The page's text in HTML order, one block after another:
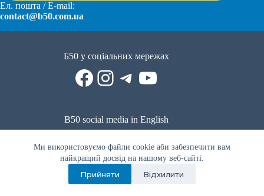
Ми використовуємо файли cookie аби забезпечити вам
найкращий досвід на нашому веб-сайті.
Прийняти Відхилити
Ел. пошта / E-mail:
contact@b50.com.ua
Б50 у соціальних мережах
Facebook
Instagram
Telegram
YouTube
B50 social media in English
Reddit
Facebook
LinkedIn
YouTube
WhatsApp
Політика приватності|Публічна оферта|Умови використання
Privacy Policy|Public offer Terms of use